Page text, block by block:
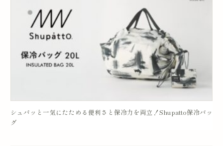
シュパッと一気にたためる便利さと保冷力を両立！Shupatto保冷バッ
グ